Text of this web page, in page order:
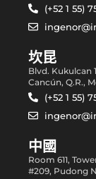
(+52 1 55)
坎昆
Blvd. Kukulcan
Cancún, Q.R.,
(+52 1 55)
中國
Room 611,
#209, Pudong